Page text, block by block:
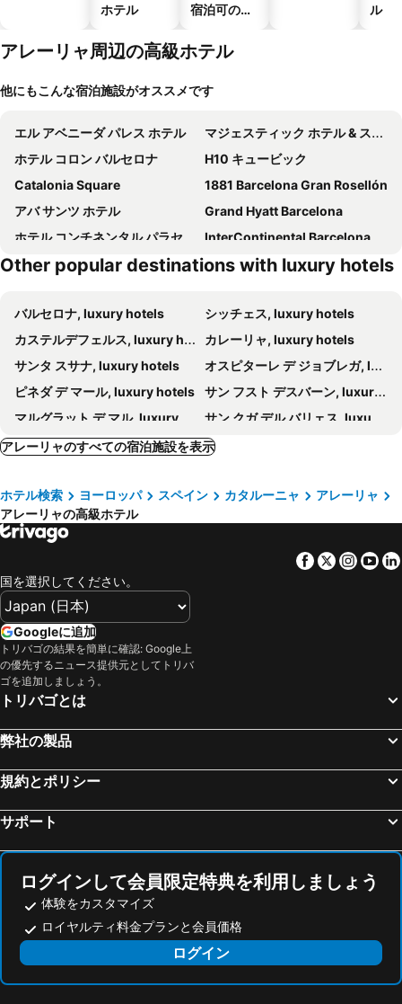
ホテル
宿泊可のホ
ル
アレーリャ周辺の高級ホテル
他にもこんな宿泊施設がオススメです
エル アベニーダ パレス ホテル
マジェスティック ホテル & スパ バルセロナ
ホテル コロン バルセロナ
H10 キュービック
Catalonia Square
1881 Barcelona Gran Rosellón
アバ サンツ ホテル
Grand Hyatt Barcelona
ホテル コンチネンタル パラセーテ
InterContinental Barcelona by IHG
ルーム メイト パウ
Hotel 1898
Gran Hotel Havana by Escampa Hotels
Catalonia Plaza Catalunya
Ohla Barcelona
NH バルセロナ アシャンプラ
Hotel Ambit Barcelona
Claris Hotel & Spa GL, a Small Luxury Hotel of the World
Torre Melina Gran Meliá
Hotel SB Icaria
レオナルド ブティック ホテル バルセロナ サグラダ ファミリア
クアトロ ナシオネス
Hotel Viladomat
Hotel SB Diagonal Zero
Hotel Balmes
Le Méridien Barcelona
Ocean Drive Barcelona
W バルセロナ
Monument Hotel
カーサ フスター ホテル
アストリア
NH コレクション バルセロナ グラン ホテル カルデロン
ホテル シックスティーツー バルセロナ
Sir Victor Hotel, part of Sircle Collection
The One Barcelona Gl
H10 マリーナ バルセロナ
パセオ デ グラシア バス アパートメンツ バルセロナ
Hotel Arrey Alella
SLS Barcelona
The Level at Meliá Barcelona Sky
BCN ファッション ハウス
Cotton House Hotel, Autograph Collection
Serras Barcelona
ME Barcelona
Maldà Singular Hotel
アパートメンツ シクスティフォー
Hotel Pulitzer Barcelona
Other popular destinations with luxury hotels
バルセロナ, luxury hotels
シッチェス, luxury hotels
カステルデフェルス, luxury hotels
カレーリャ, luxury hotels
サンタ スサナ, luxury hotels
オスピターレ デ ジョブレガ, luxury hotels
ピネダ デ マール, luxury hotels
サン フスト デスバーン, luxury hotels
マルグラット デ マル, luxury hotels
サン クガ デル バリェス, luxury hotels
Vilasar de Dalt, luxury hotels
サント ヒラーリ サカルム, luxury hotels
ブラネス, luxury hotels
ヴィック, luxury hotels
アレニス デ マル, luxury hotels
ガバ, luxury hotels
ラ ガリーガ, luxury hotels
Santa Eulalia de Riuprimer, luxury hotels
Avinyonet del Penedés, luxury hotels
ヴィラドロウ, luxury hotels
Santa Eugenia de Berga, luxury hotels
マタロ, luxury hotels
カネ デ マール, luxury hotels
アレーリャのすべての宿泊施設を表示
ホテル検索 ヨーロッパ スペイン カタルーニャ
アレーリャ
アレーリャの高級ホテル
Facebook
Twitter
国を選択してください。
Googleに追加
トリバゴの結果を簡単に確認: Google上
の優先するニュース提供元としてトリバ
ゴを追加しましょう。
トリバゴとは
弊社の製品
規約とポリシー
サポート
ログインして会員限定特典を利用しましょう
体験をカスタマイズ
ロイヤルティ料金プランと会員価格
ログイン